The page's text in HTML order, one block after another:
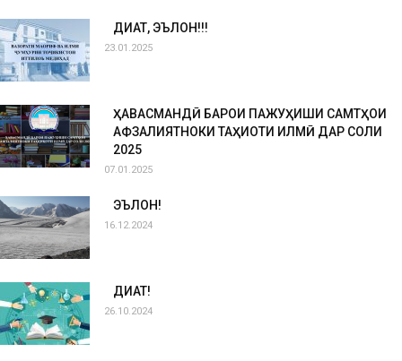
ДИҚҚАТ, ЭЪЛОН!!!
23.01.2025
ҲАВАСМАНДӢ БАРОИ ПАЖУҲИШИ САМТҲОИ
АФЗАЛИЯТНОКИ ТАҲҚИҚОТИ ИЛМӢ ДАР СОЛИ
2025
07.01.2025
ЭЪЛОН!
16.12.2024
ДИҚҚАТ!
26.10.2024